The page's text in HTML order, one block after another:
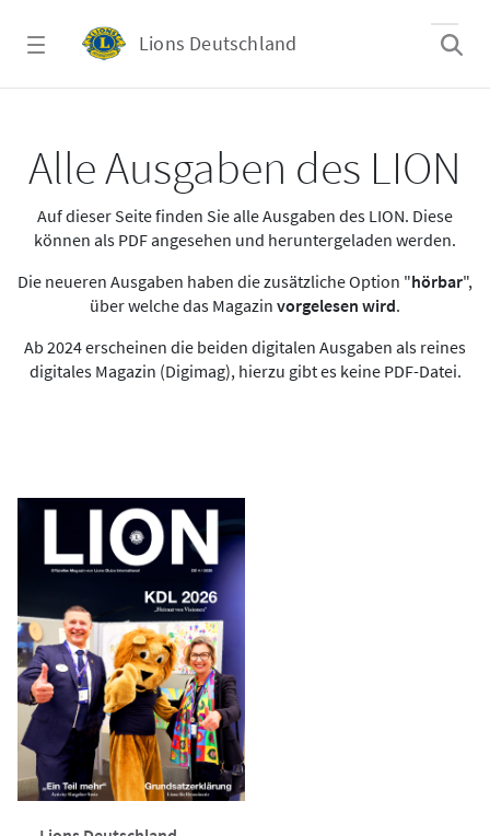
Lions Deutschland
Alle Ausgaben des LION
Auf dieser Seite finden Sie alle Ausgaben des LION. Diese
können als PDF angesehen und heruntergeladen werden.
Die neueren Ausgaben haben die zusätzliche Option "hörbar",
über welche das Magazin vorgelesen wird.
Ab 2024 erscheinen die beiden digitalen Ausgaben als reines
digitales Magazin (Digimag), hierzu gibt es keine PDF-Datei.